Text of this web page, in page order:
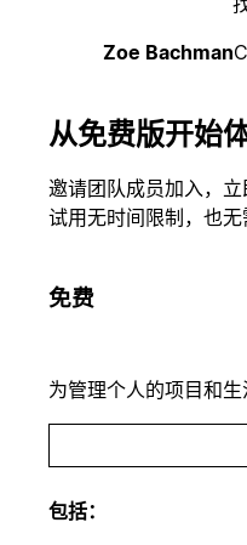
Zoe Bachman
从免费版开始
邀请团队成员加入，立
试用无时间限制，也无
免费
为管理个人的项目和生
包括：